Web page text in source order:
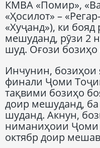
КМВА «Помир»,
«Ҳосилот» –
«Хуҷанд»), ки бояд
мешуданд, рӯзи 2
шуд. Оғози бозиҳо
Инчунин, бозиҳои
финали Ҷоми
тақвими бозиҳо
доир мешуданд, ба
шуданд. Акнун,
ниманиҳоии Ҷоми
октябр доир